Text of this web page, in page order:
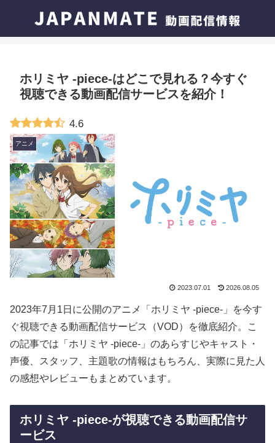
ホリミヤ -piece-はどこで見れる？今すぐ
視聴できる動画配信サービスを紹介！
4.6
アニメ
2023.07.01 2026.08.05
2023年7月1日に公開のアニメ「ホリミヤ -piece-」を今す
ぐ視聴できる動画配信サービス（VOD）を徹底紹介。こ
の記事では「ホリミヤ -piece-」のあらすじやキャスト・
声優、スタッフ、主題歌の情報はもちろん、実際に見た人
の感想やレビューもまとめています。
ホリミヤ -piece-が視聴できる動画配信サ
ービス